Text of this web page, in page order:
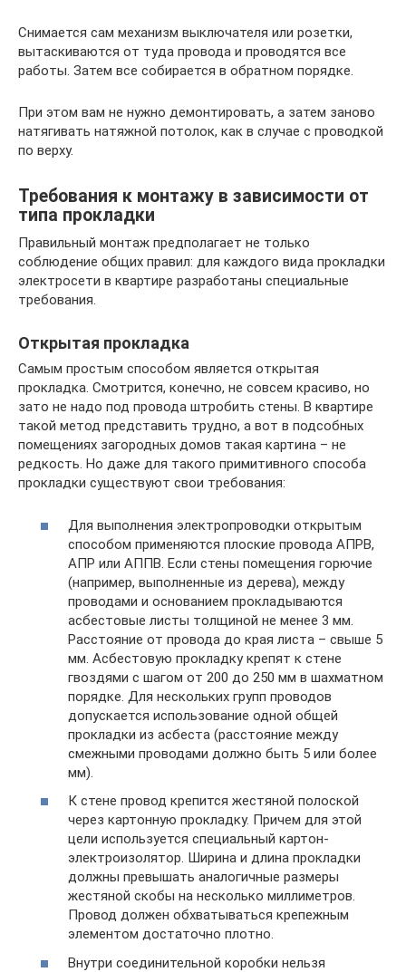
Снимается сам механизм выключателя или розетки,
вытаскиваются от туда провода и проводятся все
работы. Затем все собирается в обратном порядке.
При этом вам не нужно демонтировать, а затем заново
натягивать натяжной потолок, как в случае с проводкой
по верху.
Требования к монтажу в зависимости от
типа прокладки
Правильный монтаж предполагает не только
соблюдение общих правил: для каждого вида прокладки
электросети в квартире разработаны специальные
требования.
Открытая прокладка
Самым простым способом является открытая
прокладка. Смотрится, конечно, не совсем красиво, но
зато не надо под провода штробить стены. В квартире
такой метод представить трудно, а вот в подсобных
помещениях загородных домов такая картина – не
редкость. Но даже для такого примитивного способа
прокладки существуют свои требования:
Для выполнения электропроводки открытым
способом применяются плоские провода АПРВ,
АПР или АППВ. Если стены помещения горючие
(например, выполненные из дерева), между
проводами и основанием прокладываются
асбестовые листы толщиной не менее 3 мм.
Расстояние от провода до края листа – свыше 5
мм. Асбестовую прокладку крепят к стене
гвоздями с шагом от 200 до 250 мм в шахматном
порядке. Для нескольких групп проводов
допускается использование одной общей
прокладки из асбеста (расстояние между
смежными проводами должно быть 5 или более
мм).
К стене провод крепится жестяной полоской
через картонную прокладку. Причем для этой
цели используется специальный картон-
электроизолятор. Ширина и длина прокладки
должны превышать аналогичные размеры
жестяной скобы на несколько миллиметров.
Провод должен обхватываться крепежным
элементом достаточно плотно.
Внутри соединительной коробки нельзя